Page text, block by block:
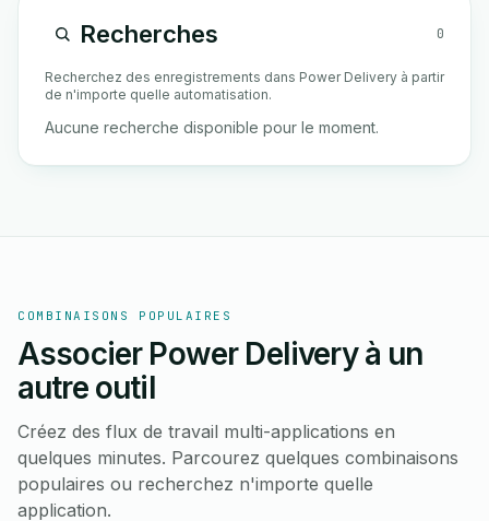
Recherches 0
Recherchez des enregistrements dans Power Delivery à partir
de n'importe quelle automatisation.
Aucune recherche disponible pour le moment.
COMBINAISONS POPULAIRES
Associer Power Delivery à un
autre outil
Créez des flux de travail multi-applications en
quelques minutes. Parcourez quelques combinaisons
populaires ou recherchez n'importe quelle
application.